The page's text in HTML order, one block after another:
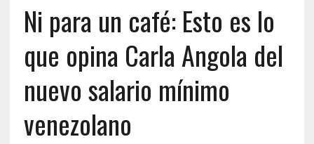
Ni para un café: Esto es lo
que opina Carla Angola del
nuevo salario mínimo
venezolano